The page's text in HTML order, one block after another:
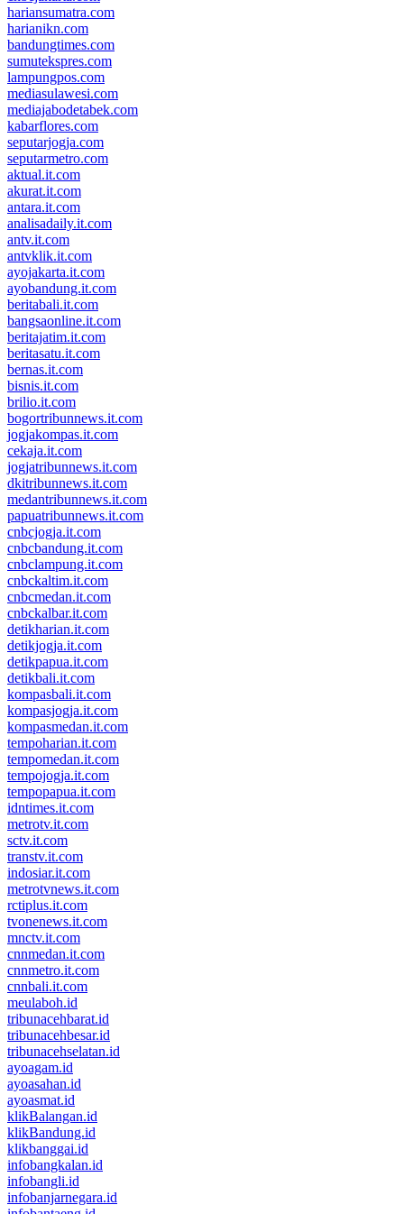
hariansumatra.com
harianikn.com
bandungtimes.com
sumutekspres.com
lampungpos.com
mediasulawesi.com
mediajabodetabek.com
kabarflores.com
seputarjogja.com
seputarmetro.com
aktual.it.com
akurat.it.com
antara.it.com
analisadaily.it.com
antv.it.com
antvklik.it.com
ayojakarta.it.com
ayobandung.it.com
beritabali.it.com
bangsaonline.it.com
beritajatim.it.com
beritasatu.it.com
bernas.it.com
bisnis.it.com
brilio.it.com
bogortribunnews.it.com
jogjakompas.it.com
cekaja.it.com
jogjatribunnews.it.com
dkitribunnews.it.com
medantribunnews.it.com
papuatribunnews.it.com
cnbcjogja.it.com
cnbcbandung.it.com
cnbclampung.it.com
cnbckaltim.it.com
cnbcmedan.it.com
cnbckalbar.it.com
detikharian.it.com
detikjogja.it.com
detikpapua.it.com
detikbali.it.com
kompasbali.it.com
kompasjogja.it.com
kompasmedan.it.com
tempoharian.it.com
tempomedan.it.com
tempojogja.it.com
tempopapua.it.com
idntimes.it.com
metrotv.it.com
sctv.it.com
transtv.it.com
indosiar.it.com
metrotvnews.it.com
rctiplus.it.com
tvonenews.it.com
mnctv.it.com
cnnmedan.it.com
cnnmetro.it.com
cnnbali.it.com
meulaboh.id
tribunacehbarat.id
tribunacehbesar.id
tribunacehselatan.id
ayoagam.id
ayoasahan.id
ayoasmat.id
klikBalangan.id
klikBandung.id
klikbanggai.id
infobangkalan.id
infobangli.id
infobanjarnegara.id